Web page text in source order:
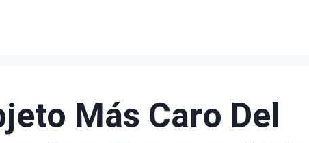
Más Caro Del